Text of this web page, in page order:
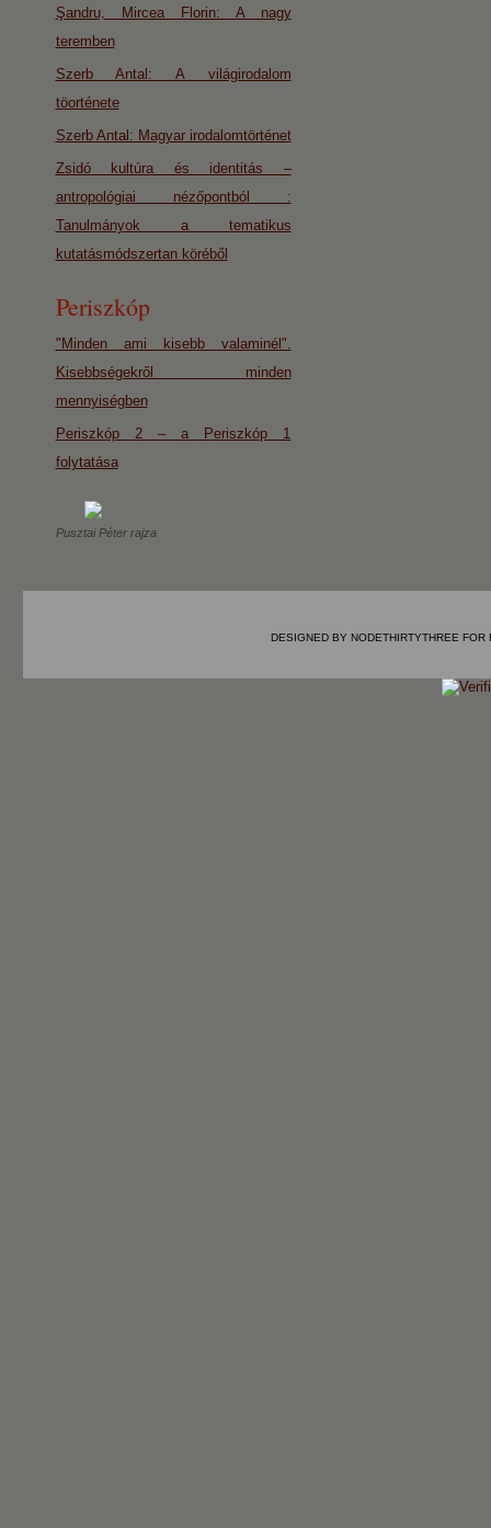
Şandru, Mircea Florin: A nagy
teremben
Szerb Antal: A világirodalom
töorténete
Szerb Antal: Magyar irodalomtörténet
Zsidó kultúra és identitás –
antropológiai nézőpontból :
Tanulmányok a tematikus
kutatásmódszertan köréből
Periszkóp
"Minden ami kisebb valaminél".
Kisebbségekről minden
mennyiségben
Periszkóp 2 – a Periszkóp 1
folytatása
Pusztai Péter rajza
DESIGNED BY NODETHIRTYTHREE FOR